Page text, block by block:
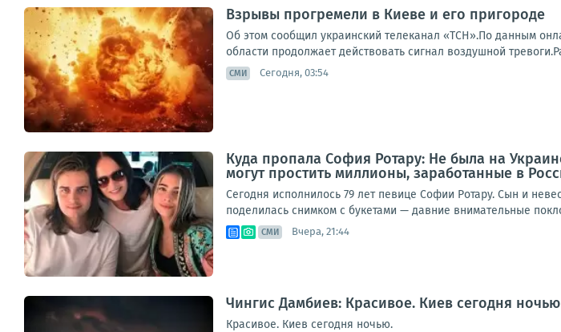
Взрывы прогремели в Киеве и его пригороде
Об этом сообщил украинский телеканал «ТСН».По данным
области продолжает действовать сигнал воздушной
СМИ Сегодня, 03:54
Куда пропала София Ротару: Не была на
могут простить миллионы, заработанные в
Сегодня исполнилось 79 лет певице Софии Ротару. Сын и
поделилась снимком с букетами — давние внимательные
СМИ Вчера, 21:44
Чингис Дамбиев: Красивое. Киев сегодня ночью
Красивое. Киев сегодня ночью.